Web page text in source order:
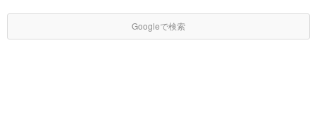
Googleで検索